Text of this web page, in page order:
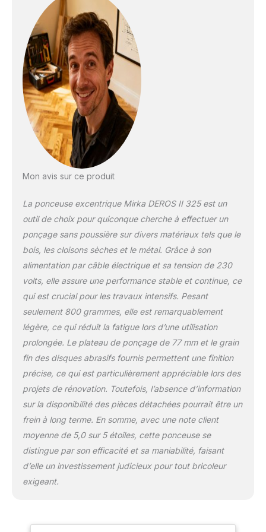
fonctionnalités : Des
indicateurs LED visibles
facilitent le réglage de la
vitesse de ponçage
(tr/min) Points forts
Plateau de ponçage Ø
77 mm, orbite de 2,5
mm, faibles vibrations et
faible niveau sonore,
moteur électrique
technologie de moteur
sans balai, régulateur de
vitesse variable,
sélecteur de vitesse
tr/min, capteur de
vibration intégré et
connexion Bluetooth à
Contenu de la livraison :
Ponceuse excentrique,
plateau de ponçage Ø
77 mm (à fixation
sauvegardateur de
plateau, clé pour changer
le plateau de ponçage,
câble électrique de 4,3 m
ponçage Abranet pour
essais La santé avant
tout : La Mirka DEROS II
Mon avis sur ce produit
La ponceuse excentrique Mirka DEROS II 325 est un
outil de choix pour quiconque cherche à effectuer un
ponçage sans poussière sur divers matériaux tels que le
bois, les cloisons sèches et le métal. Grâce à son
alimentation par câble électrique et sa tension de 230
volts, elle assure une performance stable et continue, ce
qui est crucial pour les travaux intensifs. Pesant
seulement 800 grammes, elle est remarquablement
légère, ce qui réduit la fatigue lors d’une utilisation
prolongée. Le plateau de ponçage de 77 mm et le grain
fin des disques abrasifs fournis permettent une finition
précise, ce qui est particulièrement appréciable lors des
projets de rénovation. Toutefois, l’absence d’information
sur la disponibilité des pièces détachées pourrait être un
frein à long terme. En somme, avec une note client
moyenne de 5,0 sur 5 étoiles, cette ponceuse se
distingue par son efficacité et sa maniabilité, faisant
d’elle un investissement judicieux pour tout bricoleur
exigeant.